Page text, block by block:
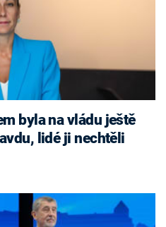
byla na vládu ještě
lidé ji nechtěli